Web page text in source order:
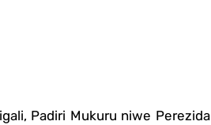
Padiri Mukuru niwe Perezida